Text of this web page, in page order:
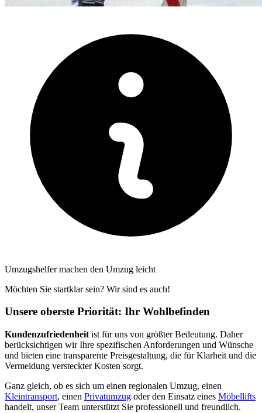
Umzugshelfer machen den Umzug leicht
Möchten Sie startklar sein? Wir sind es auch!
Unsere oberste Priorität: Ihr Wohlbefinden
Kundenzufriedenheit ist für uns von größter Bedeutung. Daher
berücksichtigen wir Ihre spezifischen Anforderungen und Wünsche
und bieten eine transparente Preisgestaltung, die für Klarheit und die
Vermeidung versteckter Kosten sorgt.
Ganz gleich, ob es sich um einen regionalen Umzug, einen
Kleintransport, einen Privatumzug oder den Einsatz eines Möbellifts
handelt, unser Team unterstützt Sie professionell und freundlich.